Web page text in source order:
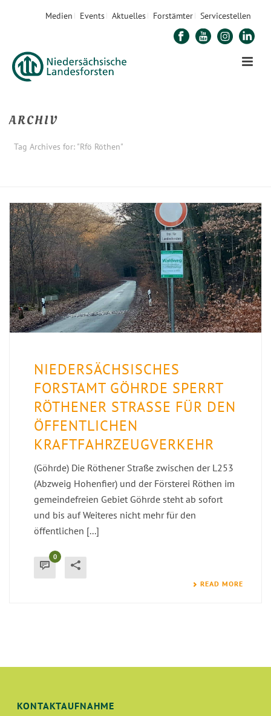
Medien Events Aktuelles Forstämter Servicestellen
ARCHIV
Tag Archives for: "Rfö Röthen"
NIEDERSÄCHSISCHES
FORSTAMT GÖHRDE SPERRT
RÖTHENER STRASSE FÜR DEN Ö
FFENTLICHEN K
RAFTFAHRZEUGVERKEHR
(Göhrde) Die Röthener Straße zwischen der L253
(Abzweig Hohenfier) und der Försterei Röthen im
gemeindefreien Gebiet Göhrde steht ab sofort
und bis auf Weiteres nicht mehr für den
öffentlichen [...]
0
READ MORE
KONTAKTAUFNAHME